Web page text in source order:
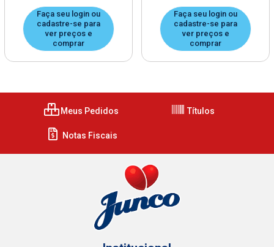
Faça seu login ou
cadastre-se para
ver preços e
comprar
Faça seu login ou
cadastre-se para
ver preços e
comprar
Meus Pedidos Títulos
Notas Fiscais